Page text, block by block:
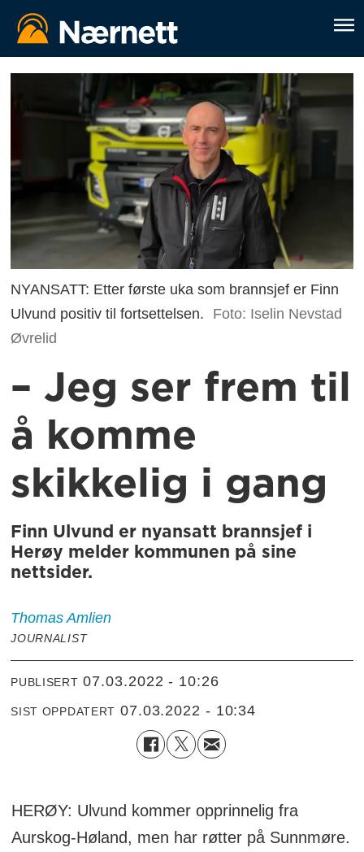
NYANSATT: Etter første uka som brannsjef er Finn
Ulvund positiv til fortsettelsen.
Foto: Iselin Nevstad
Øvrelid
– Jeg ser frem til
å komme
skikkelig i gang
Finn Ulvund er nyansatt brannsjef i
Herøy melder kommunen på sine
nettsider.
Thomas Amlien
JOURNALIST
PUBLISERT 07.03.2022 - 10:26
SIST OPPDATERT 07.03.2022 - 10:34
HERØY: Ulvund kommer opprinnelig fra
Aurskog-Høland, men har røtter på Sunnmøre.